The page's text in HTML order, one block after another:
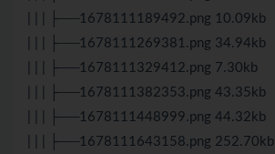
| | | ├──1678111189492.png 10.09kb
| | | ├──1678111269381.png 34.94kb
| | | ├──1678111329412.png 7.30kb
| | | ├──1678111382353.png 43.35kb
| | | ├──1678111448999.png 44.32kb
| | | ├──1678111643158.png 252.70kb